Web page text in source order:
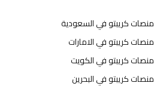
منصات كريبتو في السعودية
منصات كريبتو في الامارات
منصات كريبتو في الكويت
منصات كريبتو في البحرين